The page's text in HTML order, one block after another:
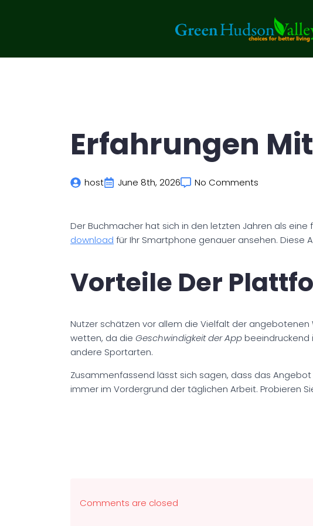
Erfahrungen
host June 8th, 2026 No Comments
Der Buchmacher hat sich in den letzten Jahren als
download für Ihr Smartphone genauer ansehen.
Vorteile Der
Nutzer schätzen vor allem die Vielfalt der
wetten, da die Geschwindigkeit der Appbeeindruckend
andere Sportarten.
Zusammenfassend lässt sich sagen, dass das
immer im Vordergrund der täglichen Arbeit. Probieren
Comments are closed